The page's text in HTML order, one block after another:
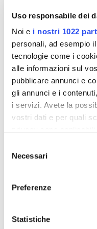
Uso responsabile dei
Noi e i nostri 1022
personali, ad esempio
tecnologie come i
alle informazioni sul
pubblicare annunci e
gli annunci e i
i servizi. Avete la
vostri dati e per quali
modificare o revocare il
momento dalla
raccogliere
delNecessari
Preferenze
Statistiche
bustine
Aggiungi al